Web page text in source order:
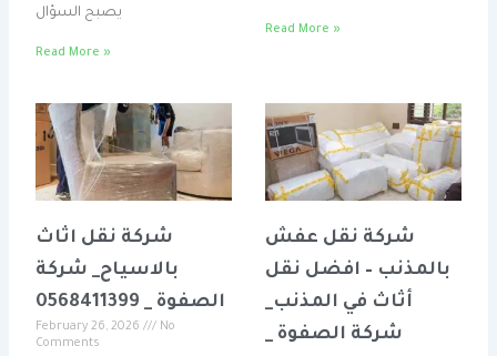
يصبح السؤال
Read More »
Read More »
شركة نقل اثاث
بالاسياح_ شركة
الصفوة _ 0568411399
February 26, 2026
No
Comments
شركة نقل عفش
بالمذنب – افضل نقل
أثاث في المذنب_
شركة الصفوة _